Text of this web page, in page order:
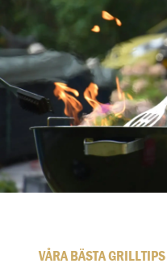
VÅRA BÄSTA GRILLTIPS